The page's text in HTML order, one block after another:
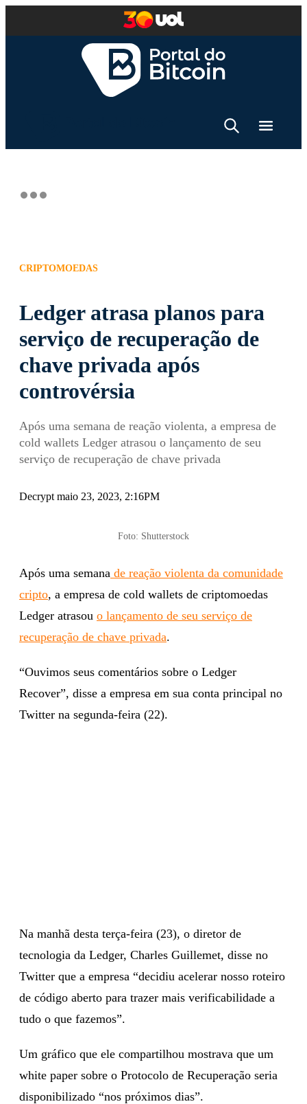
CRIPTOMOEDAS
Ledger atrasa planos para
serviço de recuperação de
chave privada após
controvérsia
Após uma semana de reação violenta, a empresa de
cold wallets Ledger atrasou o lançamento de seu
serviço de recuperação de chave privada
Decrypt maio 23, 2023, 2:16PM
Foto: Shutterstock
Após uma semana de reação violenta da comunidade
cripto, a empresa de cold wallets de criptomoedas
Ledger atrasou o lançamento de seu serviço de
recuperação de chave privada.
“Ouvimos seus comentários sobre o Ledger
Recover”, disse a empresa em sua conta principal no
Twitter na segunda-feira (22).
Na manhã desta terça-feira (23), o diretor de
tecnologia da Ledger, Charles Guillemet, disse no
Twitter que a empresa “decidiu acelerar nosso roteiro
de código aberto para trazer mais verificabilidade a
tudo o que fazemos”.
Um gráfico que ele compartilhou mostrava que um
white paper sobre o Protocolo de Recuperação seria
disponibilizado “nos próximos dias”.